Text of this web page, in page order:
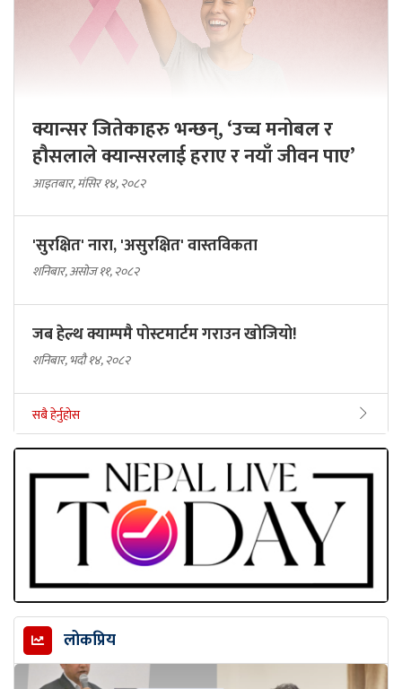
क्यान्सर जितेकाहरु भन्छन्, ‘उच्च मनोबल र
हौसलाले क्यान्सरलाई हराए र नयाँ जीवन पाए’
आइतबार, मंसिर १४, २०८२
'सुरक्षित' नारा, 'असुरक्षित' वास्तविकता
शनिबार, असोज ११, २०८२
जब हेल्थ क्याम्पमै पोस्टमार्टम गराउन खोजियो!
शनिबार, भदौ १४, २०८२
सबै हेर्नुहोस
लोकप्रिय